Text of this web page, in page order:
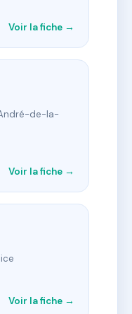
Voir la fiche →
de-la-
Voir la fiche →
Voir la fiche →